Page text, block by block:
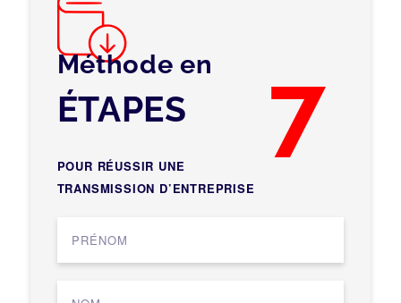
Méthode en 7
ÉTAPES
POUR RÉUSSIR UNE
TRANSMISSION D’ENTREPRISE